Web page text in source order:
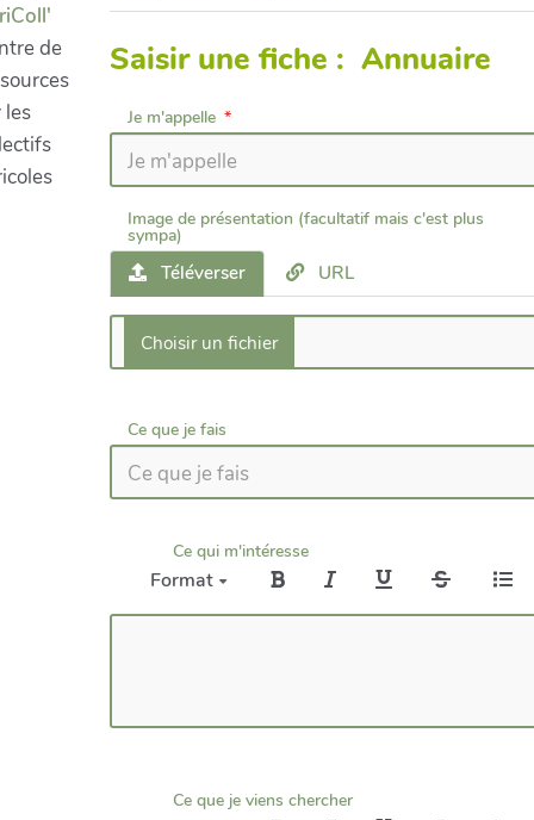
de
les
Saisir une fiche : Annuaire
Je m'appelle
Image de présentation (facultatif mais c'est plus
sympa)
Téléverser URL
Ce que je fais
Ce qui m'intéresse
Format
Ce que je viens chercher